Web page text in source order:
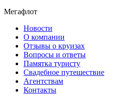
Мегафлот
Новости
О компании
Отзывы о круизах
Вопросы и ответы
Памятка туристу
Свадебное путешествие
Агентствам
Контакты